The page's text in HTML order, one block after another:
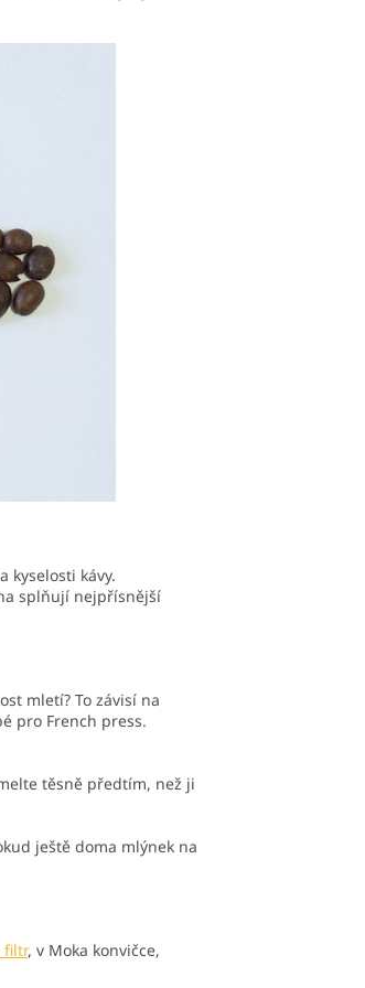
kyselosti kávy.
splňují nejpřísnější
mletí? To závisí na
pro French press.
těsně předtím, než ji
ještě doma mlýnek na
filtr, v Moka konvičce,